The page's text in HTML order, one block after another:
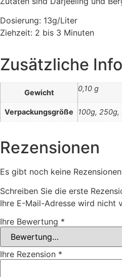
Dosierung: 13g/Liter
Ziehzeit: 2 bis 3 Minuten
Zusätzliche
Gewicht 0,10 g
Verpackungsgröße 100g, 250g,
Rezensionen
Es gibt noch keine
Schreiben Sie die erste
Ihre E-Mail-Adresse wird nicht
Ihre Bewertung *
Ihre Rezension *